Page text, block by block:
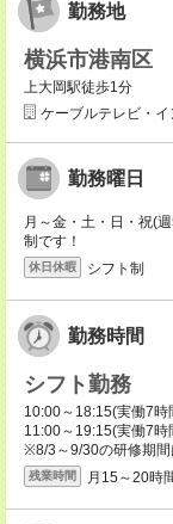
勤務地
横浜市港南区
上大岡駅徒歩1分
ケーブルテレビ・
勤務曜日
月～金・土・日・祝
制です！
休日休暇 シフト制
勤務時間
シフト勤務
10:00～18:15(実働7
11:00～19:15(実働7
※8/3～9/30の研修期
残業時間 月15～20時